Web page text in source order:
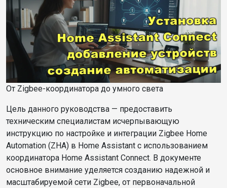
От Zigbee-координатора до умного света
Цель данного руководства — предоставить
техническим специалистам исчерпывающую
инструкцию по настройке и интеграции Zigbee Home
Automation (ZHA) в Home Assistant с использованием
координатора Home Assistant Connect. В документе
основное внимание уделяется созданию надежной и
масштабируемой сети Zigbee, от первоначальной